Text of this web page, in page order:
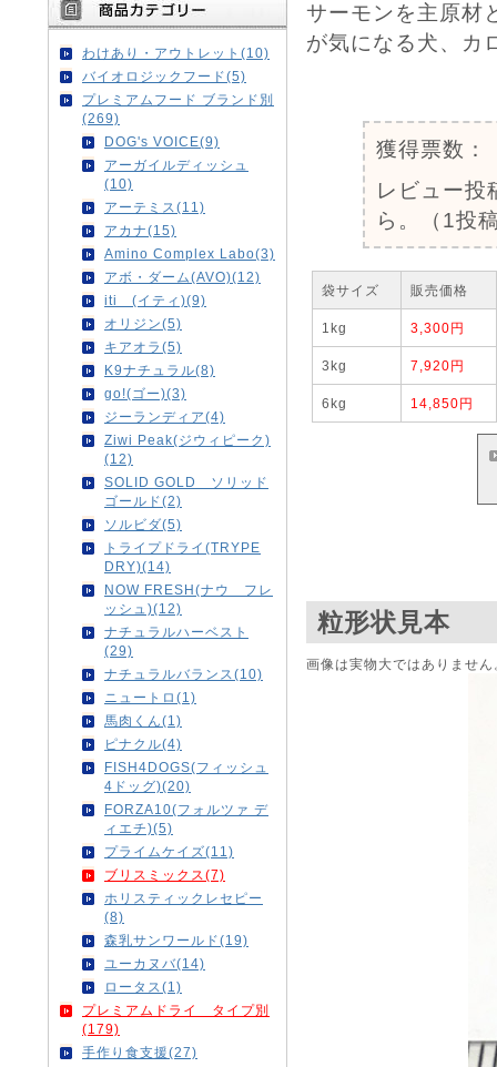
わけあり・アウトレット(10)
バイオロジックフード(5)
プレミアムフード ブランド別
(269)
DOG's VOICE(9)
アーガイルディッシュ
(10)
アーテミス(11)
アカナ(15)
Amino Complex Labo(3)
アボ・ダーム(AVO)(12)
iti (イティ)(9)
オリジン(5)
キアオラ(5)
K9ナチュラル(8)
go!(ゴー)(3)
ジーランディア(4)
Ziwi Peak(ジウィピーク)
(12)
SOLID GOLD ソリッド
ゴールド(2)
ソルビダ(5)
トライプドライ(TRYPE
DRY)(14)
NOW FRESH(ナウ フレ
ッシュ)(12)
ナチュラルハーベスト
(29)
ナチュラルバランス(10)
ニュートロ(1)
馬肉くん(1)
ピナクル(4)
FISH4DOGS(フィッシュ
4ドッグ)(20)
FORZA10(フォルツァ デ
ィエチ)(5)
プライムケイズ(11)
ブリスミックス(7)
ホリスティックレセピー
(8)
森乳サンワールド(19)
ユーカヌバ(14)
ロータス(1)
プレミアムドライ タイプ別
(179)
手作り食支援(27)
サーモンを主原材
が気になる犬、カ
獲得票数：
レビュー投
ら。（1投
袋サイズ 販売価格
1kg 3,300円
3kg 7,920円
6kg 14,850円
粒形状見本
画像は実物大ではありませ